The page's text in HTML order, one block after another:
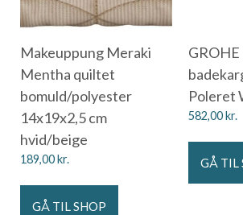
Makeuppung Meraki
Mentha quiltet
bomuld/polyester
14x19x2,5 cm
hvid/beige
189,00kr.
GÅ TIL SHOP
Poleret
582,00kr.
GÅ TIL